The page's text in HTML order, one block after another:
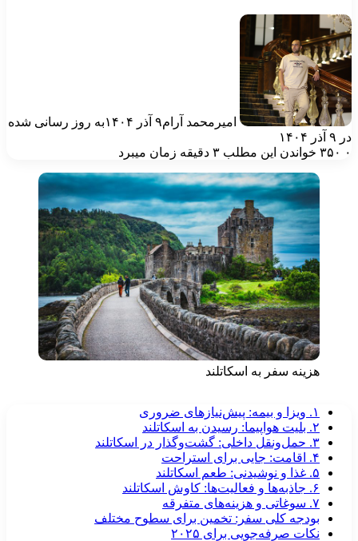
امیرمحمد آرام ۹ آذر ۱۴۰۴
به روز رسانی شده
۱۴۰۴
خواندن این مطلب ۳ دقیقه زمان میبرد
هزینه سفر به اسکاتلند
۱. ویزا و بیمه: پیش‌نیازهای ضروری
۲. بلیت هواپیما: رسیدن به اسکاتلند
۳. حمل‌ونقل داخلی: گشت‌وگذار در اسکاتلند
۴. اقامت: جایی برای استراحت
۵. غذا و نوشیدنی: طعم اسکاتلند
۶. جاذبه‌ها و فعالیت‌ها: کاوش اسکاتلند
۷. سوغاتی و هزینه‌های متفرقه
بودجه کلی سفر: تخمین برای سطوح مختلف
نکات صرفه‌جویی برای ۲۰۲۵